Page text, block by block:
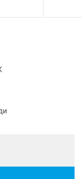
ради
ради